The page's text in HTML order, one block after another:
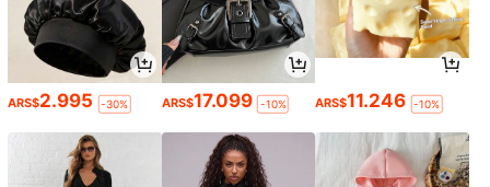
ARS$2.995 -30% ARS$17.099 -10% ARS$11.246 -10%